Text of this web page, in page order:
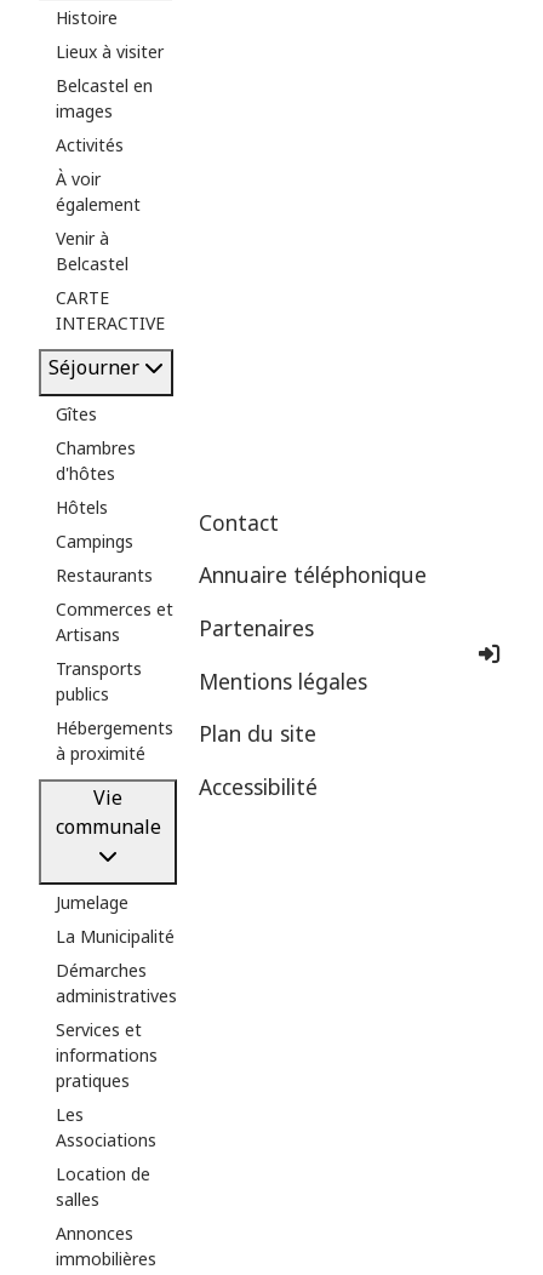
Histoire
Lieux à visiter
Belcastel en
images
Activités
À voir
également
Venir à
Belcastel
CARTE
INTERACTIVE
Séjourner
Gîtes
Chambres
d'hôtes
Hôtels
Campings
Restaurants
Commerces et
Artisans
Transports
publics
Hébergements
à proximité
Vie
communale
Jumelage
La Municipalité
Démarches
administratives
Services et
informations
pratiques
Les
Associations
Location de
salles
Annonces
immobilières
Contact
Annuaire téléphonique
Partenaires
Mentions légales
Plan du site
Accessibilité